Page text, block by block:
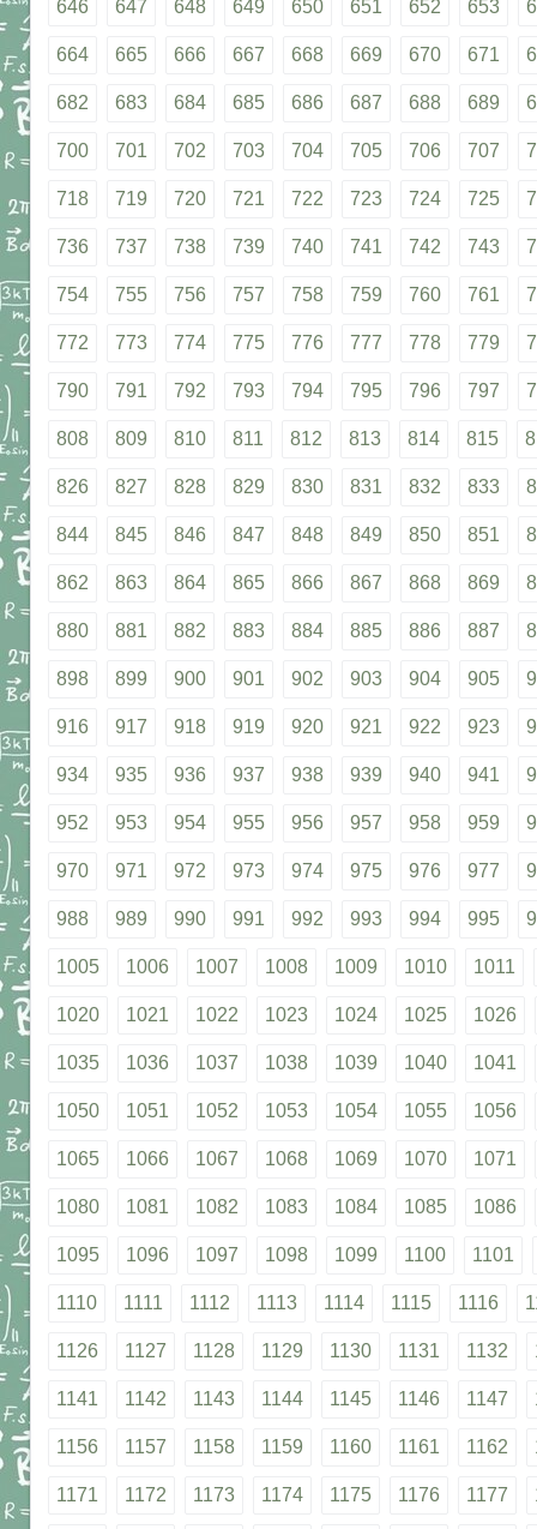
646 647 648 649 650 651 652 653
664 665 666 667 668 669 670 671
682 683 684 685 686 687 688 689
700 701 702 703 704 705 706 707
718 719 720 721 722 723 724 725
736 737 738 739 740 741 742 743
754 755 756 757 758 759 760 761
772 773 774 775 776 777 778 779
790 791 792 793 794 795 796 797
808 809 810 811 812 813 814 815
826 827 828 829 830 831 832 833
844 845 846 847 848 849 850 851
862 863 864 865 866 867 868 869
880 881 882 883 884 885 886 887
898 899 900 901 902 903 904 905
916 917 918 919 920 921 922 923
934 935 936 937 938 939 940 941
952 953 954 955 956 957 958 959
970 971 972 973 974 975 976 977
988 989 990 991 992 993 994 995
1005 1006 1007 1008 1009 1010 1011
1020 1021 1022 1023 1024 1025 1026
1035 1036 1037 1038 1039 1040 1041
1050 1051 1052 1053 1054 1055 1056
1065 1066 1067 1068 1069 1070 1071
1080 1081 1082 1083 1084 1085 1086
1095 1096 1097 1098 1099 1100 1101
1110 1111 1112 1113 1114 1115 1116
1126 1127 1128 1129 1130 1131 1132
1141 1142 1143 1144 1145 1146 1147
1156 1157 1158 1159 1160 1161 1162
1171 1172 1173 1174 1175 1176 1177